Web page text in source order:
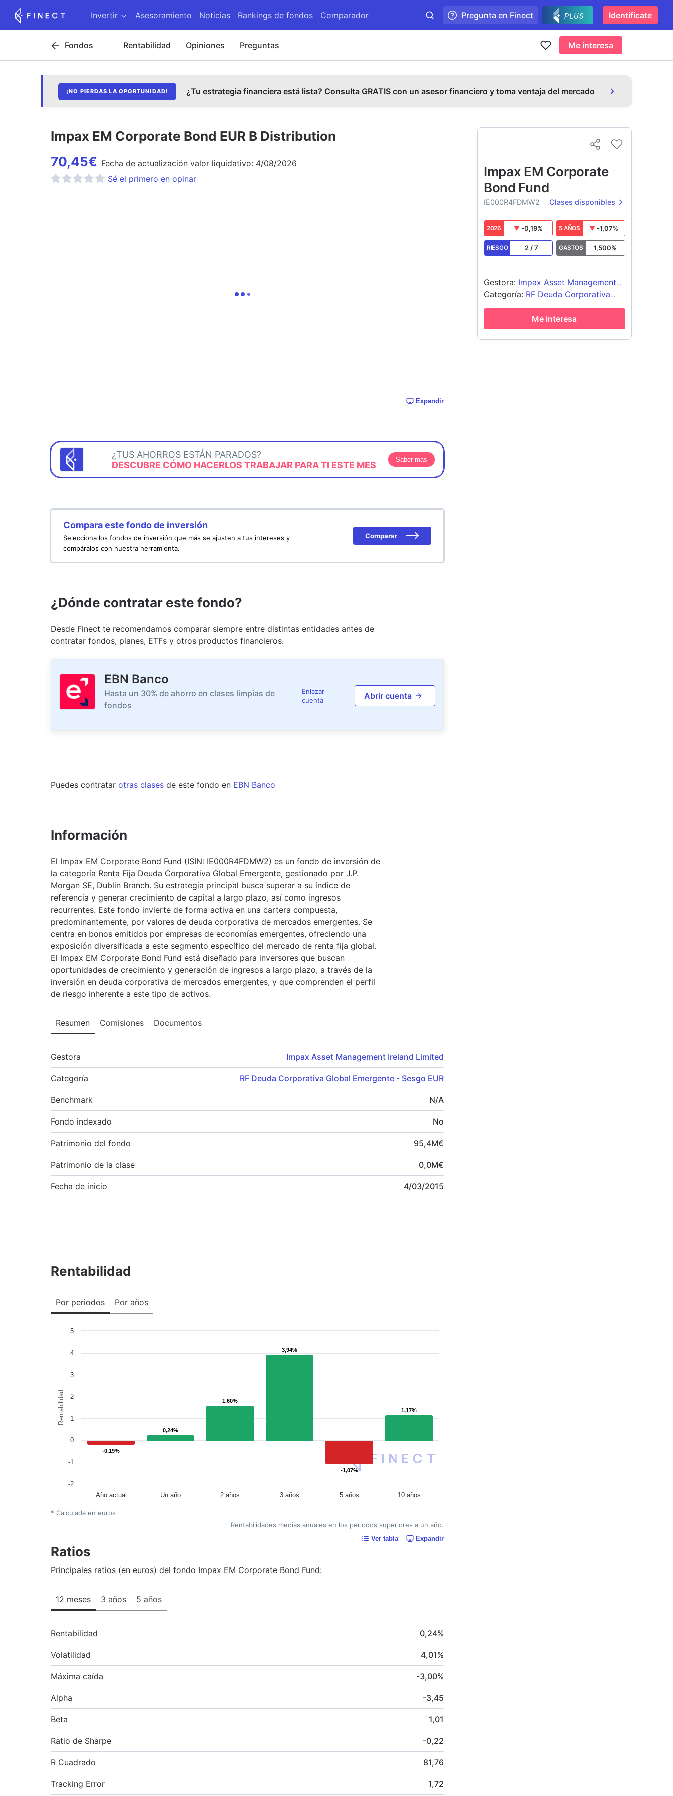
Invertir Asesoramiento Noticias Rankings de fondos Comparador Pregunta en Finect Identifícate
Fondos Rentabilidad Opiniones Preguntas Me interesa
¡NO PIERDAS LA OPORTUNIDAD! ¿Tu estrategia financiera está lista? Consulta GRATIS con un asesor financiero y toma ventaja del mercado
Impax EM Corporate Bond EUR B Distribution
70,45€ Fecha de actualización valor liquidativo: 4/08/2026
Sé el primero en opinar
Expandir
¿TUS AHORROS ESTÁN PARADOS?
DESCUBRE CÓMO HACERLOS TRABAJAR PARA TI ESTE MES
Saber más
Compara este fondo de inversión
Selecciona los fondos de inversión que más se ajusten a tus intereses y
compáralos con nuestra herramienta.
Comparar
¿Dónde contratar este fondo?
Desde Finect te recomendamos comparar siempre entre distintas entidades antes de
contratar fondos, planes, ETFs y otros productos financieros.
EBN Banco
Hasta un 30% de ahorro en clases limpias de
fondos
Enlazar
cuenta
Abrir cuenta
Puedes contratar otras clases de este fondo en EBN Banco
Información
El Impax EM Corporate Bond Fund (ISIN: IE000R4FDMW2) es un fondo de inversión de
la categoría Renta Fija Deuda Corporativa Global Emergente, gestionado por J.P.
Morgan SE, Dublin Branch. Su estrategia principal busca superar a su índice de
referencia y generar crecimiento de capital a largo plazo, así como ingresos
recurrentes. Este fondo invierte de forma activa en una cartera compuesta,
predominantemente, por valores de deuda corporativa de mercados emergentes. Se
centra en bonos emitidos por empresas de economías emergentes, ofreciendo una
exposición diversificada a este segmento específico del mercado de renta fija global.
El Impax EM Corporate Bond Fund está diseñado para inversores que buscan
oportunidades de crecimiento y generación de ingresos a largo plazo, a través de la
inversión en deuda corporativa de mercados emergentes, y que comprenden el perfil
de riesgo inherente a este tipo de activos.
Resumen Comisiones Documentos
Gestora Impax Asset Management Ireland Limited
Categoría RF Deuda Corporativa Global Emergente - Sesgo EUR
Benchmark N/A
Fondo indexado No
Patrimonio del fondo 95,4M€
Patrimonio de la clase 0,0M€
Fecha de inicio 4/03/2015
Impax EM Corporate
Bond Fund
IE000R4FDMW2 Clases disponibles
2026 -0,19% 5 AÑOS -1,07%
RIESGO 2/7 GASTOS 1,500%
Gestora: Impax Asset Management
Ireland Limited
Categoría: RF Deuda Corporativa
Global Emergente - Sesgo EUR
Me interesa
Rentabilidad
Por periodos Por años
Rentabilidad
-0,19%
-0,19%
0,24%
0,24%
1,60%
1,60%
3,94%
3,94%
-1,07%
-1,07%
1,17%
1,17%
Año actual Un año 2 años 3 años 5 años 10 años
-2
-1
0
1
2
3
4
5
* Calculada en euros
Rentabilidades medias anuales en los periodos superiores a un año.
Ver tabla Expandir
Ratios
Principales ratios (en euros) del fondo Impax EM Corporate Bond Fund:
12 meses 3 años 5 años
Rentabilidad 0,24%
Volatilidad 4,01%
Máxima caída -3,00%
Alpha -3,45
Beta 1,01
Ratio de Sharpe -0,22
R Cuadrado 81,76
Tracking Error 1,72